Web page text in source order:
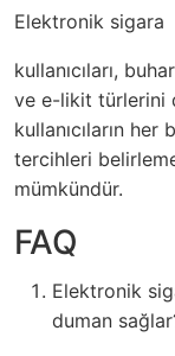
Elektronik sigara
kullanıcıları,
ve e-likit türlerini
kullanıcıların
tercihleri
mümkündür.
FAQ
Elektronik
duman